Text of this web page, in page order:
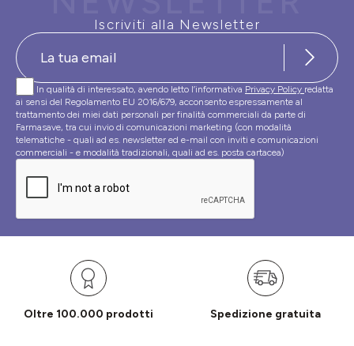
Iscriviti alla Newsletter
In qualità di interessato, avendo letto l’informativa Privacy Policy redatta
ai sensi del Regolamento EU 2016/679, acconsento espressamente al
trattamento dei miei dati personali per finalità commerciali da parte di
Farmasave, tra cui invio di comunicazioni marketing (con modalità
telematiche - quali ad es. newsletter ed e-mail con inviti e comunicazioni
commerciali - e modalità tradizionali, quali ad es. posta cartacea)
Oltre 100.000 prodotti Spedizione gratuita